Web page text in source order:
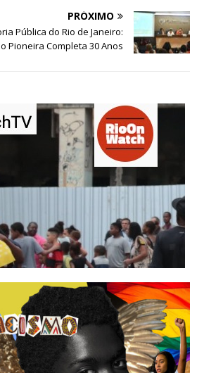
PRÓXIMO
Pública do Rio de Janeiro:
Pioneira Completa 30 Anos